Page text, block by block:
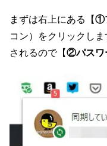
まずは右上にある【①
コン）をクリックし
されるので【②パスワ